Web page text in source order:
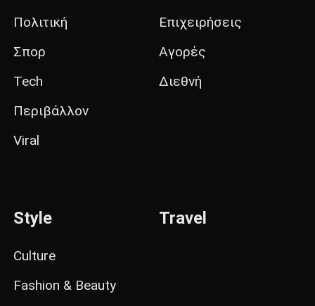
Πολιτική
Σπορ
Tech
Περιβάλλον
Viral
Επιχειρήσεις
Αγορές
Διεθνή
Style
Culture
Fashion & Beauty
Travel